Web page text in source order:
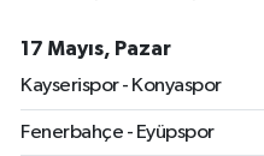
17 Mayıs, Pazar
Kayserispor - Konyaspor
Fenerbahçe - Eyüpspor